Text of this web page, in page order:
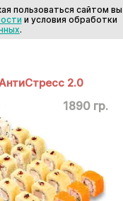
2.0
1890 гр.
пользоваться сайтом вы
и условия обработки
.